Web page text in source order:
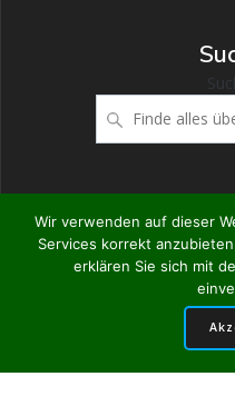
VfR
© 2026 VfR Großostheim.
Wir verwenden auf dieser
Services korrekt
erklären Sie sich mit